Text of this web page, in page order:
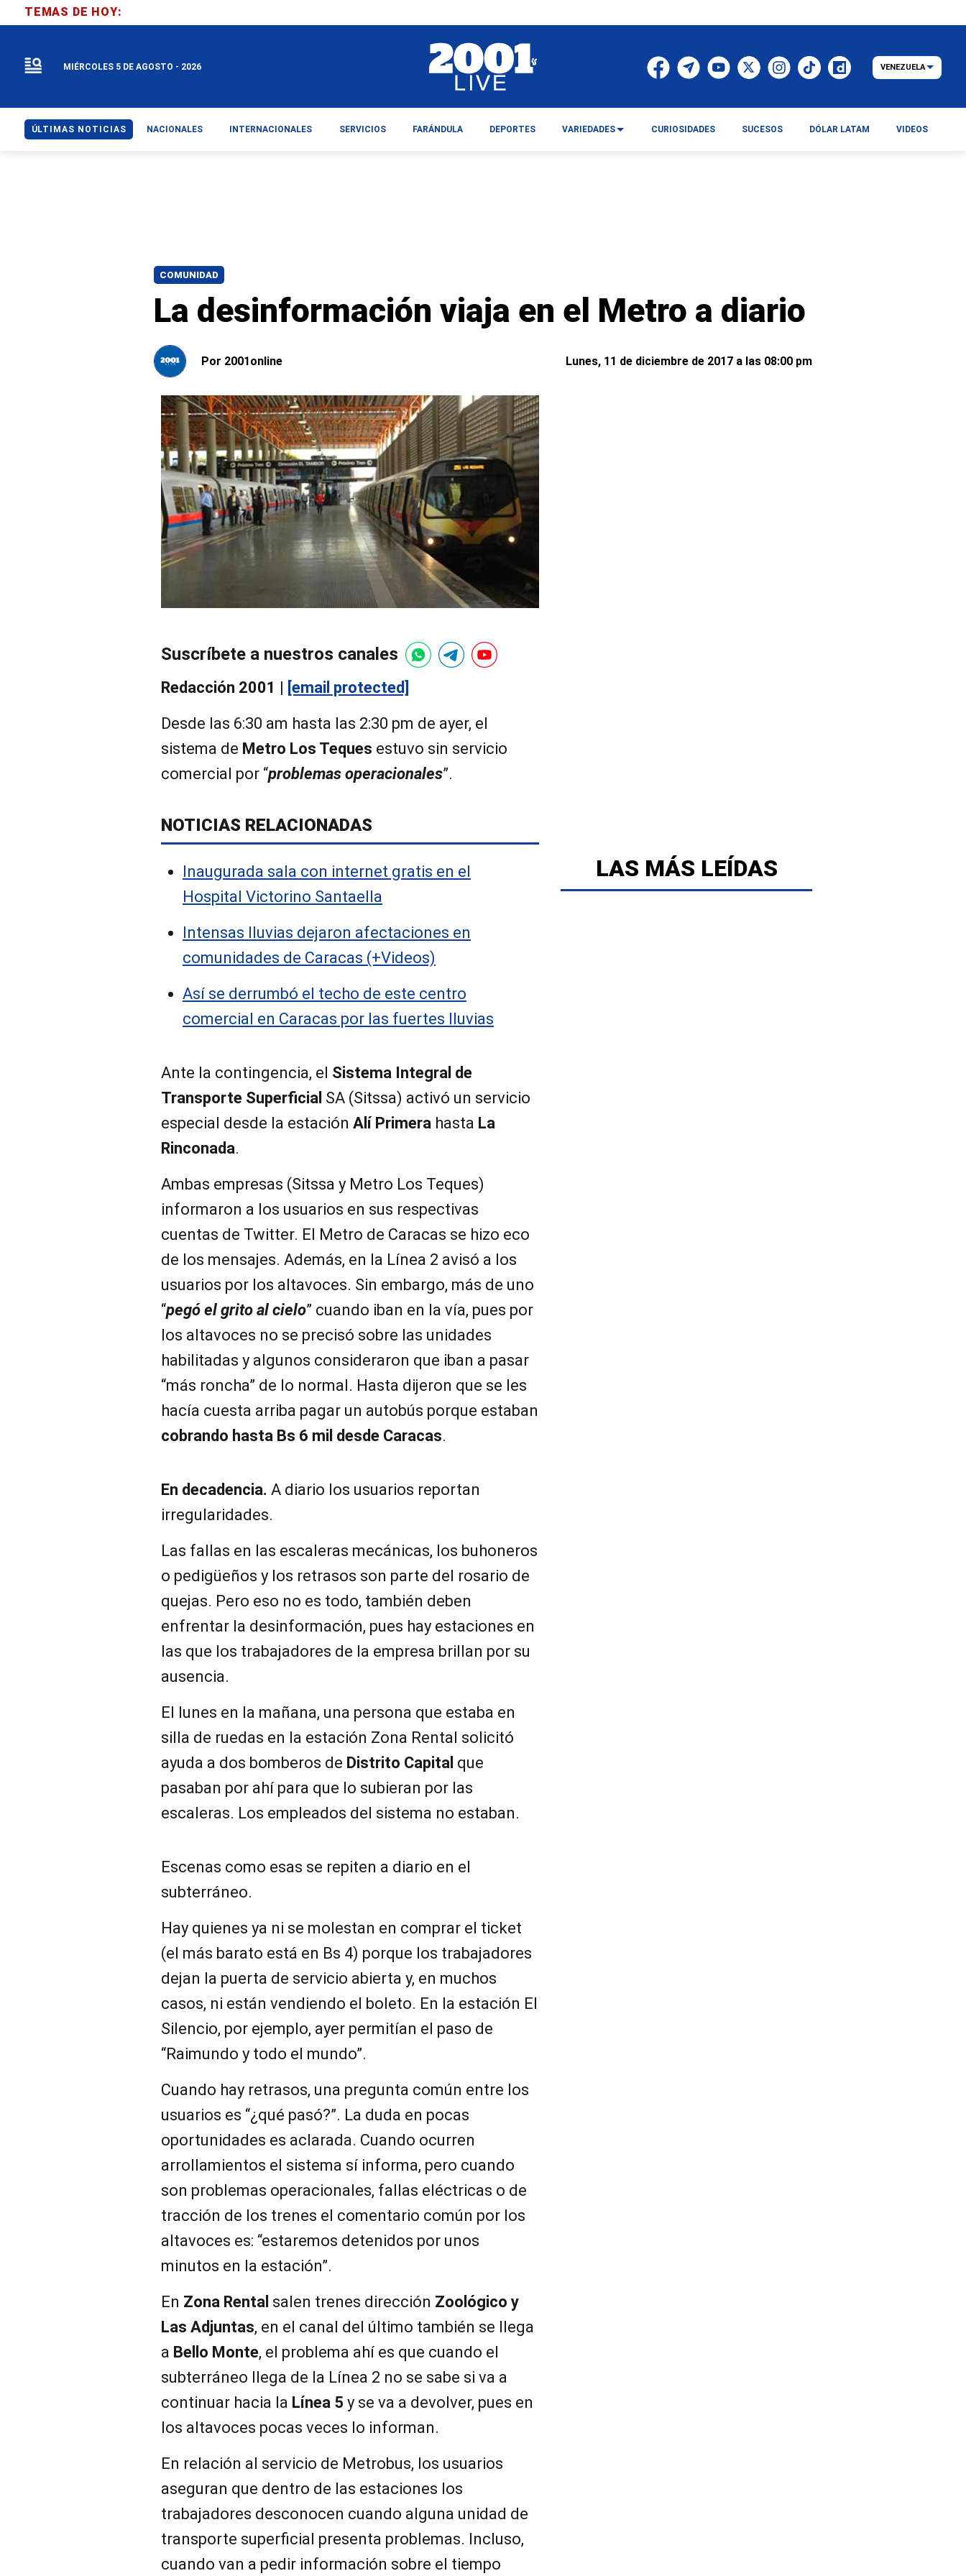
COMUNIDAD
La desinformación viaja en el Metro a diario
Por 2001online Lunes, 11 de diciembre de 2017 a las 08:00 pm
Suscríbete a nuestros canales
Redacción 2001 | [email protected]
Desde las 6:30 am hasta las 2:30 pm de ayer, el
sistema de Metro Los Teques estuvo sin servicio
comercial por “problemas operacionales”.
NOTICIAS RELACIONADAS
Inaugurada sala con internet gratis en el
Hospital Victorino Santaella
Intensas lluvias dejaron afectaciones en
comunidades de Caracas (+Videos)
Así se derrumbó el techo de este centro
comercial en Caracas por las fuertes lluvias
Ante la contingencia, el Sistema Integral de
Transporte Superficial SA (Sitssa) activó un servicio
especial desde la estación Alí Primera hasta La
Rinconada.
Ambas empresas (Sitssa y Metro Los Teques)
informaron a los usuarios en sus respectivas
cuentas de Twitter. El Metro de Caracas se hizo eco
de los mensajes. Además, en la Línea 2 avisó a los
usuarios por los altavoces. Sin embargo, más de uno
“pegó el grito al cielo” cuando iban en la vía, pues por
los altavoces no se precisó sobre las unidades
habilitadas y algunos consideraron que iban a pasar
“más roncha” de lo normal. Hasta dijeron que se les
hacía cuesta arriba pagar un autobús porque estaban
cobrando hasta Bs 6 mil desde Caracas.
En decadencia. A diario los usuarios reportan
irregularidades.
Las fallas en las escaleras mecánicas, los buhoneros
o pedigüeños y los retrasos son parte del rosario de
quejas. Pero eso no es todo, también deben
enfrentar la desinformación, pues hay estaciones en
las que los trabajadores de la empresa brillan por su
ausencia.
El lunes en la mañana, una persona que estaba en
silla de ruedas en la estación Zona Rental solicitó
ayuda a dos bomberos de Distrito Capital que
pasaban por ahí para que lo subieran por las
escaleras. Los empleados del sistema no estaban.
Escenas como esas se repiten a diario en el
subterráneo.
Hay quienes ya ni se molestan en comprar el ticket
(el más barato está en Bs 4) porque los trabajadores
dejan la puerta de servicio abierta y, en muchos
casos, ni están vendiendo el boleto. En la estación El
Silencio, por ejemplo, ayer permitían el paso de
“Raimundo y todo el mundo”.
Cuando hay retrasos, una pregunta común entre los
usuarios es “¿qué pasó?”. La duda en pocas
oportunidades es aclarada. Cuando ocurren
arrollamientos el sistema sí informa, pero cuando
son problemas operacionales, fallas eléctricas o de
tracción de los trenes el comentario común por los
altavoces es: “estaremos detenidos por unos
minutos en la estación”.
En Zona Rental salen trenes dirección Zoológico y
Las Adjuntas, en el canal del último también se llega
a Bello Monte, el problema ahí es que cuando el
subterráneo llega de la Línea 2 no se sabe si va a
continuar hacia la Línea 5 y se va a devolver, pues en
los altavoces pocas veces lo informan.
En relación al servicio de Metrobus, los usuarios
aseguran que dentro de las estaciones los
trabajadores desconocen cuando alguna unidad de
transporte superficial presenta problemas. Incluso,
cuando van a pedir información sobre el tiempo
LAS MÁS LEÍDAS
TEMAS DE HOY:
MIÉRCOLES 5 DE AGOSTO - 2026 VENEZUELA
ÚLTIMAS NOTICIAS NACIONALES INTERNACIONALES SERVICIOS FARÁNDULA DEPORTES VARIEDADES CURIOSIDADES SUCESOS DÓLAR LATAM VIDEOS